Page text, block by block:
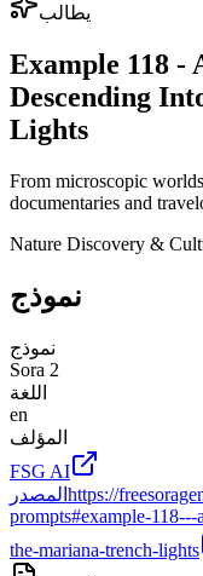
يطالب
Example 118 -
Descending
Lights
From microscopic
documentaries and
Nature Discovery &
نموذج
نموذج
Sora 2
اللغة
en
المؤلف
FSG AI
المصدر https://
prompts#example-118---
the-mariana-trench-lights